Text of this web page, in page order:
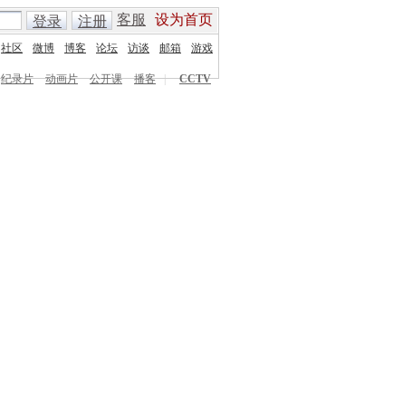
客服 设为首页
登录 注册
社区 微博 博客 论坛 访谈 邮箱 游戏
纪录片 动画片 公开课 播客 |
CCTV